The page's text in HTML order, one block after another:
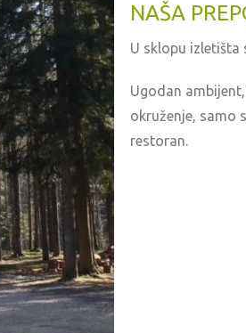
NAŠA
U sklopu izletišta
Ugodan
okruženje, samo
restoran.